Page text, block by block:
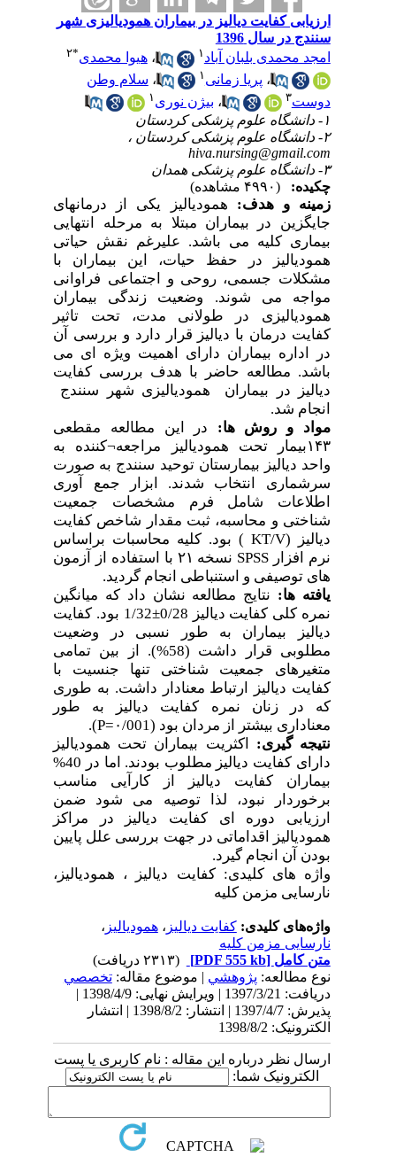
ارزیابی کفایت دیالیز در بیماران همودیالیزی شهر
سنندج در سال 1396
امجد محمدی بلبان آباد۱ ،هیوا محمدی* ۲
،پریا زمانی ،سلام وطن
دوست
،بیژن نوری
hiva.nursing@gmail.com
چکیده:
زمینه و هدف:همودیالیز یکی از درمانهای
جایگزین در بیماران مبتلا به مرحله انتهایی
بیماری کلیه می باشد. علیرغم نقش حیاتی
همودیالیز در حفظ حیات، این بیماران با
مشکلات جسمی، روحی و اجتماعی فراوانی
مواجه می
شوند. وضعیت زندگی بیماران
همودیالیزی در طولانی مدت، تحت تاثیر
کفایت درمان با دیالیز قرار دارد و بررسی آن
در اداره بیماران دارای اهمیت ویژه ای می
باشد. مطالعه حاضر با هدف بررسی کفایت
دیالیز در بیماران همودیالیزی شهر سنندج
انجام شد.
مواد و روش ها:در این مطالعه مقطعی
۱۴۳بیمار تحت همودیالیز مراجعه
¬کننده به
واحد دیالیز بیمارستان توحید سنندج به صورت
سرشماری انتخاب شدند. ابزار جمع
آوری
اطلاعات شامل فرم مشخصات جمعیت
شناختی و محاسبه، ثبت مقدار شاخص کفایت
دیالیز (
KT/V) بود. کلیه محاسبات براساس
نرم افزارSPSS
نسخه ۲۱ با استفاده از آزمون
های توصیفی و استنباطی انجام گردید.
یافته ها:نتایج مطالعه نشان داد که میانگین
نمره کلی کفایت دیالیز 0/28
±
1/32 بود. کفایت
دیالیز بیماران به طور نسبی در وضعیت
مطلوبی قرار داشت (58%). از بین تمامی
متغیرهای جمعیت شناختی تنها جنسیت با
کفایت دیالیز ارتباط معنادار داشت. به طوری
که در زنان نمره کفایت دیالیز به طور
معناداری بیشتر از مردان بود (۰/001=
P
).
نتیجه گیری:اکثریت بیماران تحت همودیالیز
دارای کفایت دیالیز مطلوب بودند. اما در 40%
بیماران کفایت دیالیز از کارآیی مناسب
برخوردار نبود، لذا توصیه می شود ضمن
ارزیابی دوره ای کفایت دیالیز در مراکز
همودیالیز اقداماتی در جهت بررسی علل پایین
بودن آن انجام گیرد.
واژه های کلیدی: کفایت دیالیز ، همودیالیز،
نارسایی مزمن کلیه
واژه‌های کلیدی:کفایت دیالیز، همودیالیز،
نارسایی مزمن کلیه
متن کامل[PDF 555 kb]
نوع مطالعه:پژوهشي| موضوع مقاله:تخصصي
دریافت: 1397/3/21 | ویرایش نهایی: 1398/4/9 |
پذیرش: 1397/4/7 | انتشار: 1398/8/2 | انتشار
الکترونیک: 1398/8/2
ارسال نظر درباره این مقاله : نام کاربری یا پست
الکترونیک شما: